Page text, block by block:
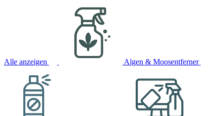
Alle anzeigen Algen & Moosentferner